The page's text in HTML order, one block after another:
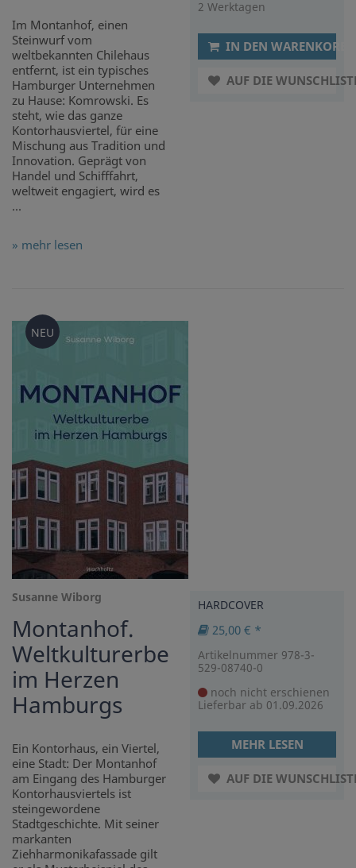
Im Montanhof, einen
Steinwurf vom
weltbekannten Chilehaus
entfernt, ist ein typisches
Hamburger Unternehmen
zu Hause: Komrowski. Es
steht, wie das ganze
Kontorhausviertel, für eine
Mischung aus Tradition und
Innovation. Geprägt von
Handel und Schifffahrt,
weltweit engagiert, wird es
...
» mehr lesen
2 Werktagen
IN DEN WARENKORB
AUF DIE
NEU
Susanne Wiborg
Montanhof.
Weltkulturerbe
im Herzen
Hamburgs
Ein Kontorhaus, ein Viertel,
eine Stadt: Der Montanhof
am Eingang des Hamburger
Kontorhausviertels ist
steingewordene
Stadtgeschichte. Mit seiner
markanten
Ziehharmonikafassade gilt
HARDCOVER
25,00 € *
Artikelnummer 978-3-
529-08740-0
noch nicht erschienen
Lieferbar ab 01.09.2026
MEHR LESEN
AUF DIE